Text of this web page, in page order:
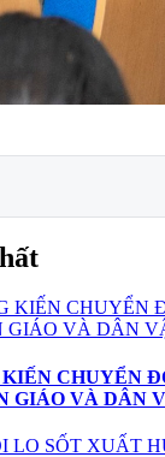
CHUYỂN
GIÁO VÀ DÂN